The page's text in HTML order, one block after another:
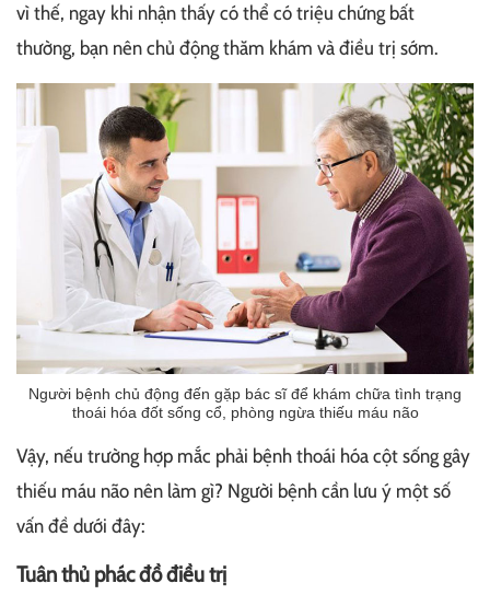
vì thế, ngay khi nhận thấy có thể có triệu chứng bất
thường, bạn nên chủ động thăm khám và điều trị sớm.
Người bệnh chủ động đến gặp bác sĩ để khám chữa tình trạng
thoái hóa đốt sống cổ, phòng ngừa thiếu máu não
Vậy, nếu trường hợp mắc phải bệnh thoái hóa cột sống gây
thiếu máu não nên làm gì? Người bệnh cần lưu ý một số
vấn đề dưới đây:
Tuân thủ phác đồ điều trị